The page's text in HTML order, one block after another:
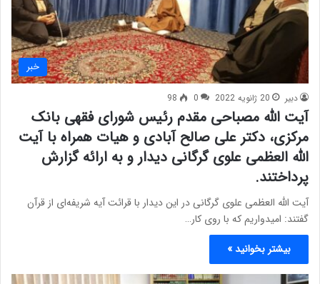
خبر
دبیر 20 ژانویه 2022 0
98
آیت الله مصباحی مقدم رئیس شورای فقهی بانک
مرکزی، دکتر علی صالح آبادی و هیات همراه با آیت
الله العظمی علوی گرگانی دیدار و به ارائه گزارش
پرداختند.
آیت الله العظمی علوی گرگانی در این دیدار با قرائت آیه شریفه‌ای از قرآن
گفتند: امیدواریم که با روی کار…
بیشتر بخوانید »